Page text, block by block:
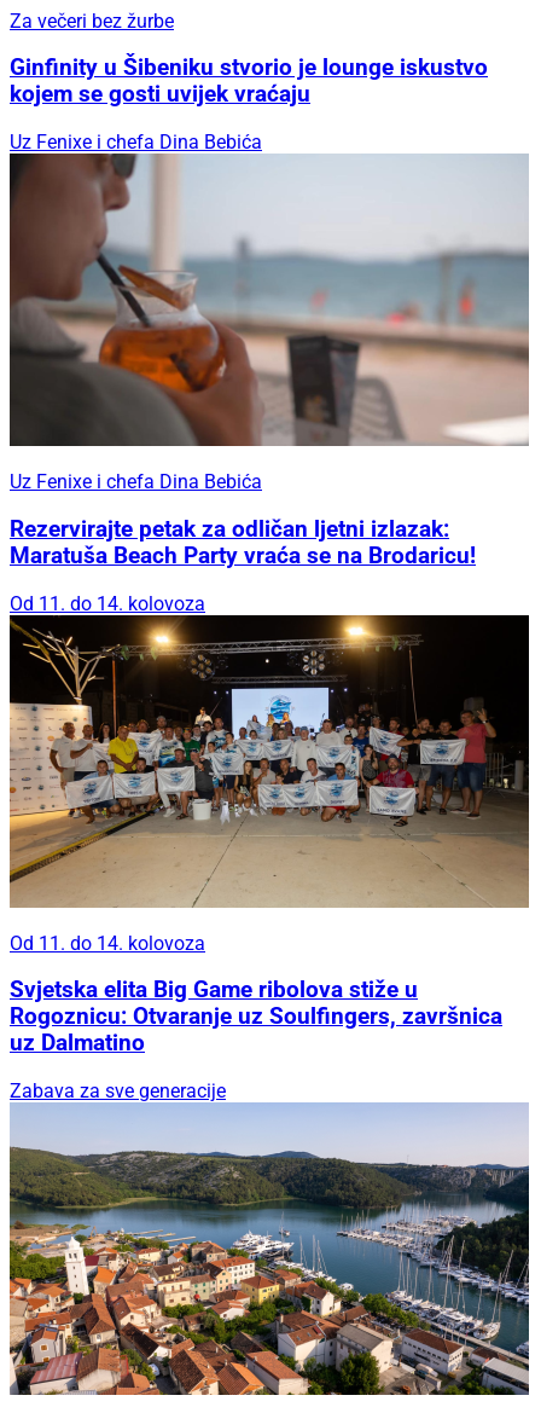
Za večeri bez žurbe
Ginfinity u Šibeniku stvorio je lounge iskustvo
kojem se gosti uvijek vraćaju
Uz Fenixe i chefa Dina Bebića
Uz Fenixe i chefa Dina Bebića
Rezervirajte petak za odličan ljetni izlazak:
Maratuša Beach Party vraća se na Brodaricu!
Od 11. do 14. kolovoza
Od 11. do 14. kolovoza
Svjetska elita Big Game ribolova stiže u
Rogoznicu: Otvaranje uz Soulfingers, završnica
uz Dalmatino
Zabava za sve generacije